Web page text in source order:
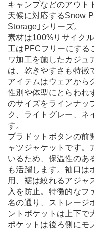
キャンプなどのアウト
天候に対応するSnow
Storage｣シリーズ。
素材は100%リサイク
工はPFCフリーにする
ワ加工を施したカジュ
は、乾きやすさも特徴
アイテムはウェアから
性別や体型にとらわれ
のサイズをラインナッ
ク、ライトグレー、ネ
す。
プラドットボタンの前
ャツジャケットです。
いるため、保温性のあ
も活躍します。袖口は
用、裾は絞れるアジャ
入を防止。特徴的なフ
名の通り、ストレージ
ントポケットは上下で
ポケットは後ろ側にモ